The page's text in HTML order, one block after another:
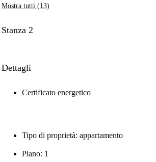
Mostra tutti (13)
Stanza 2
Dettagli
Certificato energetico
Tipo di proprietà: appartamento
Piano: 1